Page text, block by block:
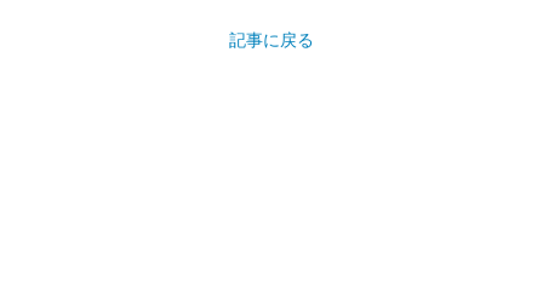
記事に戻る